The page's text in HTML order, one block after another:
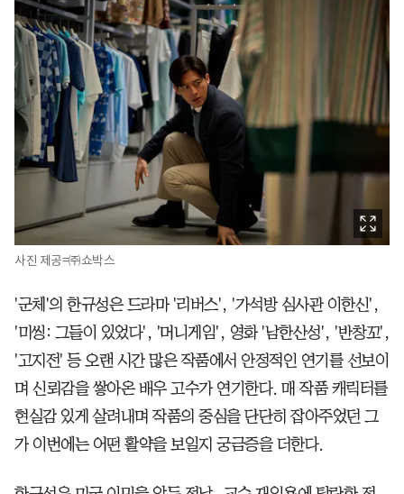
사진 제공=㈜쇼박스
'군체'의 한규성은 드라마 '리버스', '가석방 심사관 이한신',
'미씽: 그들이 있었다', '머니게임', 영화 '남한산성', '반창꼬',
'고지전' 등 오랜 시간 많은 작품에서 안정적인 연기를 선보이
며 신뢰감을 쌓아온 배우 고수가 연기한다. 매 작품 캐릭터를
현실감 있게 살려내며 작품의 중심을 단단히 잡아주었던 그
가 이번에는 어떤 활약을 보일지 궁금증을 더한다.